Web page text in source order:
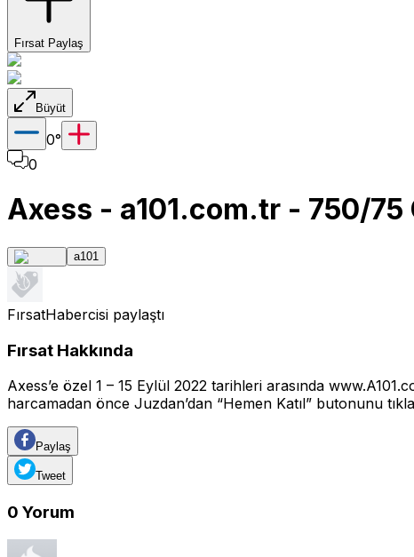
Fırsat Paylaş
Büyüt
0°
0
Axess - a101.com.tr - 750/75
a101
FırsatHabercisi paylaştı
Fırsat Hakkında
Axess’e özel 1 – 15 Eylül 2022 tarihleri arasında
harcamadan önce Juzdan’dan “Hemen Katıl” butonunu
Paylaş
Tweet
0 Yorum